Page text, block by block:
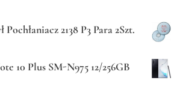
2138 P3 Para 2Szt.
10 Plus SM-N975 12/256GB